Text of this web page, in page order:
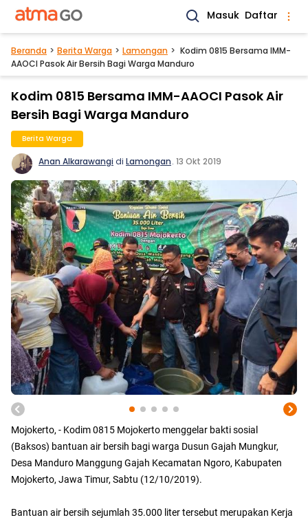
Masuk Daftar
Beranda Berita Warga Lamongan
Kodim 0815 Bersama IMM-
AAOCI Pasok Air Bersih Bagi Warga Manduro
Kodim 0815 Bersama IMM-AAOCI Pasok Air
Bersih Bagi Warga Manduro
Berita Warga
Anan Alkarawangidi Lamongan. 13 Okt 2019
Mojokerto, - Kodim 0815 Mojokerto menggelar bakti sosial
(Baksos) bantuan air bersih bagi warga Dusun Gajah Mungkur,
Desa Manduro Manggung Gajah Kecamatan Ngoro, Kabupaten
Mojokerto, Jawa Timur, Sabtu (12/10/2019).
Bantuan air bersih sejumlah 35.000 liter tersebut merupakan Kerja